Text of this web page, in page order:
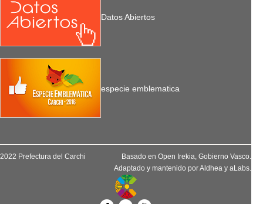
Datos Abiertos
especie emblematica
2022 Prefectura del Carchi Basado en Open Irekia , Gobierno Vasco.
Adaptado y mantenido porAldhea y aLabs